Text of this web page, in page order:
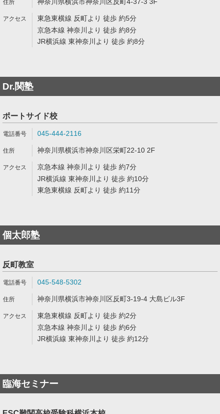
東急東横線 反町より 徒歩 約5分
京急本線 神奈川より 徒歩 約8分
JR横浜線 東神奈川より 徒歩 約8分
Dr.関塾
ポートサイド校
045-444-2116
神奈川県横浜市神奈川区栄町22-10 2F
京急本線 神奈川より 徒歩 約7分
JR横浜線 東神奈川より 徒歩 約10分
東急東横線 反町より 徒歩 約11分
個太郎塾
反町教室
045-548-5302
神奈川県横浜市神奈川区反町3-19-4 大島ビル3F
東急東横線 反町より 徒歩 約2分
京急本線 神奈川より 徒歩 約6分
JR横浜線 東神奈川より 徒歩 約12分
臨海セミナー